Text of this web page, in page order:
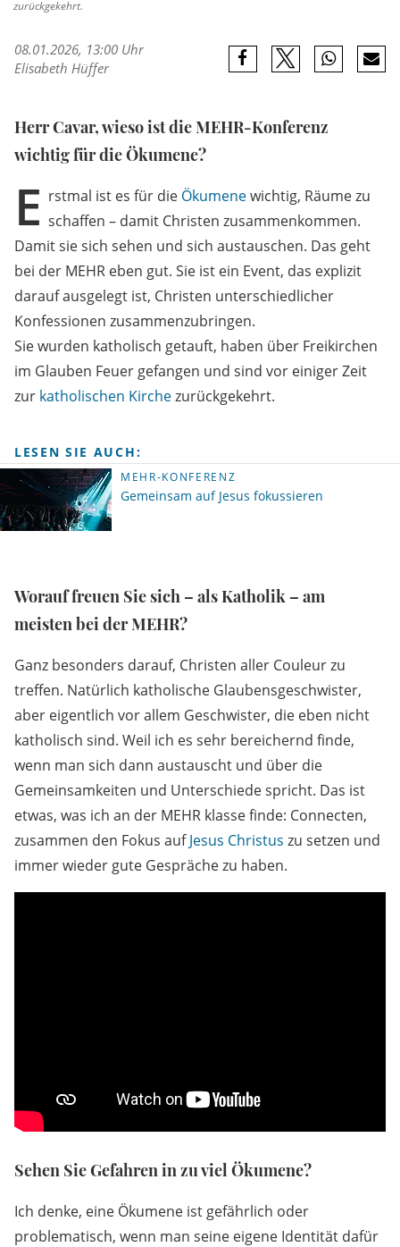
zurückgekehrt.
08.01.2026, 13:00 Uhr
Elisabeth Hüffer
Herr Cavar, wieso ist die MEHR-Konferenz
wichtig für die Ökumene?
E rstmal ist es für die Ökumenewichtig, Räume zu
schaffen – damit Christen zusammenkommen.
Damit sie sich sehen und sich austauschen. Das geht
bei der MEHR eben gut. Sie ist ein Event, das explizit
darauf ausgelegt ist, Christen unterschiedlicher
Konfessionen zusammenzubringen.
Sie wurden katholisch getauft, haben über Freikirchen
im Glauben Feuer gefangen und sind vor einiger Zeit
zur katholischen Kirchezurückgekehrt.
LESEN SIE AUCH:
MEHR-KONFERENZ
Gemeinsam auf Jesus fokussieren
Worauf freuen Sie sich – als Katholik – am
meisten bei der MEHR?
Ganz besonders darauf, Christen aller Couleur zu
treffen. Natürlich katholische Glaubensgeschwister,
aber eigentlich vor allem Geschwister, die eben nicht
katholisch sind. Weil ich es sehr bereichernd finde,
wenn man sich dann austauscht und über die
Gemeinsamkeiten und Unterschiede spricht. Das ist
etwas, was ich an der MEHR klasse finde: Connecten,
zusammen den Fokus aufJesus Christus zu setzen und
immer wieder gute Gespräche zu haben.
Sehen Sie Gefahren in zu viel Ökumene?
Ich denke, eine Ökumene ist gefährlich oder
problematisch, wenn man seine eigene Identität dafür